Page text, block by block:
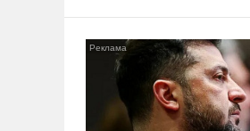
и ее реализация радикально
поднимет наши боевые
возможности.